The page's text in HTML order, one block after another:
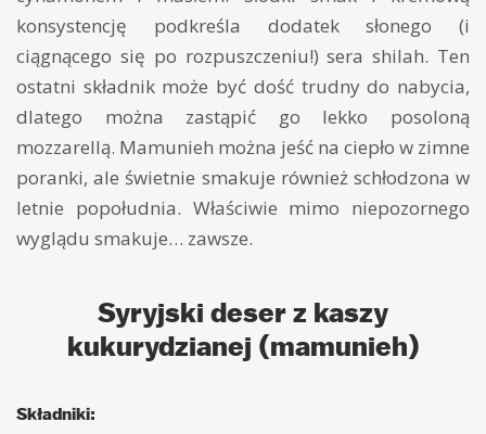
konsystencję podkreśla dodatek słonego (i
ciągnącego się po rozpuszczeniu!) sera shilah. Ten
ostatni składnik może być dość trudny do nabycia,
dlatego można zastąpić go lekko posoloną
mozzarellą. Mamunieh można jeść na ciepło w zimne
poranki, ale świetnie smakuje również schłodzona w
letnie popołudnia. Właściwie mimo niepozornego
wyglądu smakuje… zawsze.
Syryjski deser z kaszy
kukurydzianej (mamunieh)
Składniki: